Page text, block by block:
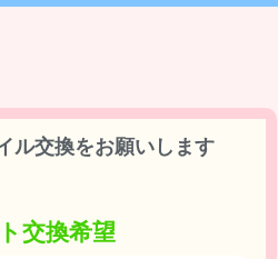
ル交換をお願いします
交換希望